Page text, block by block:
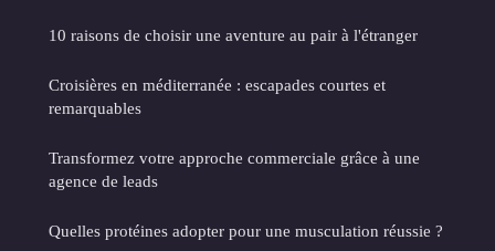
10 raisons de choisir une aventure au pair à l'étranger
Croisières en méditerranée : escapades courtes et
remarquables
Transformez votre approche commerciale grâce à une
agence de leads
Quelles protéines adopter pour une musculation réussie ?